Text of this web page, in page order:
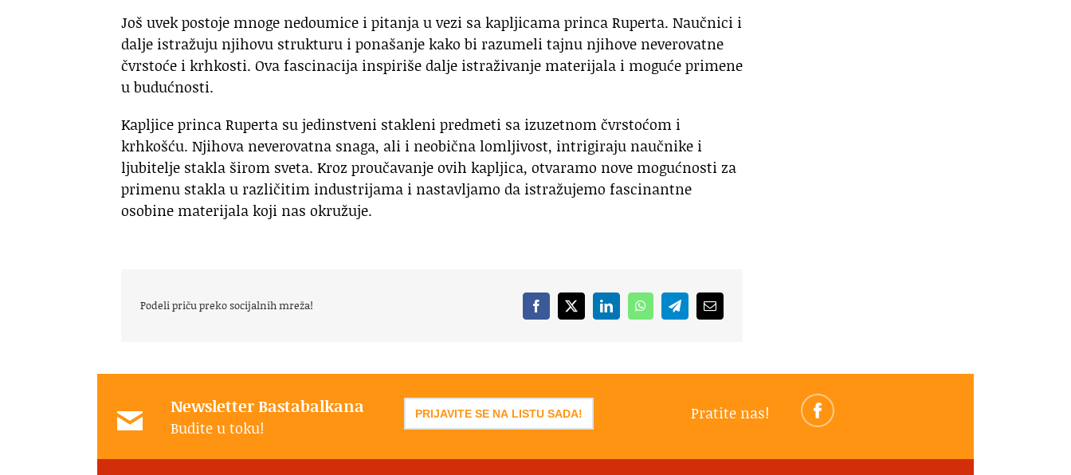
Još uvek postoje mnoge nedoumice i pitanja u vezi sa kapljicama princa Ruperta. Naučnici i
dalje istražuju njihovu strukturu i ponašanje kako bi razumeli tajnu njihove neverovatne
čvrstoće i krhkosti. Ova fascinacija inspiriše dalje istraživanje materijala i moguće primene
u budućnosti.
Kapljice princa Ruperta su jedinstveni stakleni predmeti sa izuzetnom čvrstoćom i
krhkošću. Njihova neverovatna snaga, ali i neobična lomljivost, intrigiraju naučnike i
ljubitelje stakla širom sveta. Kroz proučavanje ovih kapljica, otvaramo nove mogućnosti za
primenu stakla u različitim industrijama i nastavljamo da istražujemo fascinantne
osobine materijala koji nas okružuje.
Podeli priču preko socijalnih mreža! Facebook
X LinkedInWhatsAppTelegramEmail
Newsletter Bastabalkana
Budite u toku!
PRIJAVITE SE NA LISTU SADA! Pratite nas!